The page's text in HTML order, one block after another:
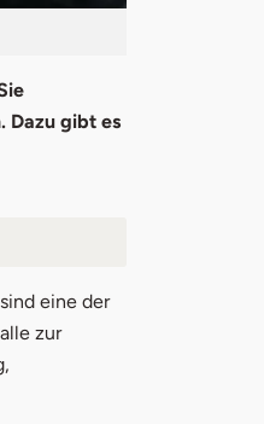
Dazu gibt es
eine der
zur